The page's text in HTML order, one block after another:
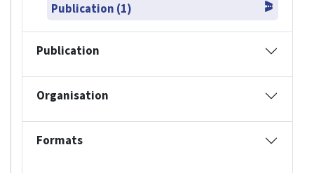
Publication (1)
Publication
Organisation
Formats